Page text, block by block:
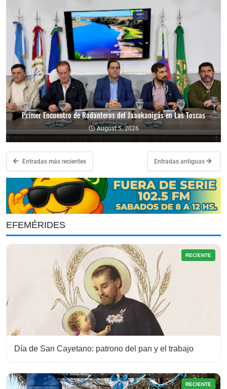
Primer Encuentro de Rodanteros del Jaaukanigás en Las Toscas
August 5, 2026
Entradas más recientes Entradas antiguas
EFEMÉRIDES
RECIENTE
Día de San Cayetano: patrono del pan y el trabajo
RECIENTE